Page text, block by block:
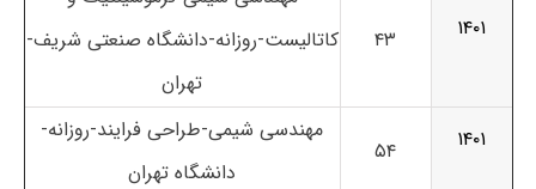
۱۴۰۱ ۴۳
کاتالیست-روزانه-دانشگاه صنعتی شریف-
تهران
۱۴۰۱
۵۴
مهندسی شیمی-طراحی فرایند-روزانه-
دانشگاه تهران